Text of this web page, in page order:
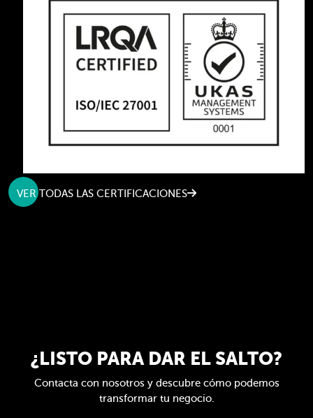
VER TODAS LAS CERTIFICACIONES
¿LISTO PARA DAR EL SALTO?
Contacta con nosotros y descubre cómo podemos
transformar tu negocio.